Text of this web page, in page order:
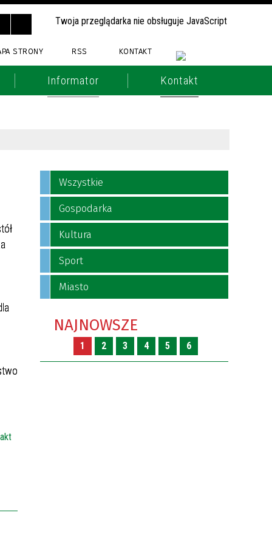
Twoja przeglądarka nie obsługuje JavaScript
STRONY RSS KONTAKT
Informator Kontakt
Wszystkie
Gospodarka
Kultura
Sport
Miasto
NAJNOWSZE
1 2 3 4 5 6